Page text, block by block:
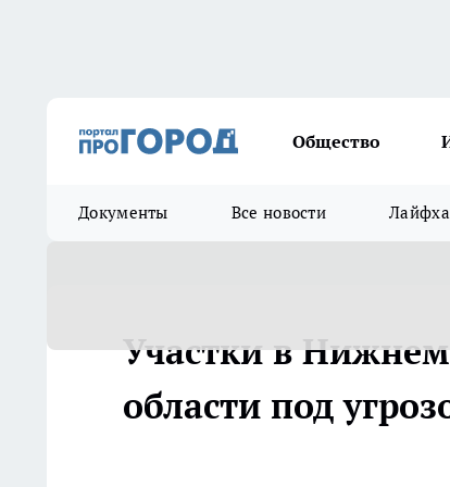
Общество
Документы Все новости
Участки в
области под